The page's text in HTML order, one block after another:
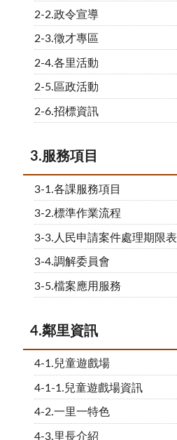
2-2.政令宣導
2-3.徵才專區
2-4.各里活動
2-5.區政活動
2-6.招標資訊
3.服務項目
3-1.各課服務項目
3-2.標準作業流程
3-3.人民申請案件處理期限表
3-4.調解委員會
3-5.檔案應用服務
4.鄰里資訊
4-1.兒童遊戲場
4-1-1.兒童遊戲場資訊
4-2.一里一特色
4-3.里長介紹